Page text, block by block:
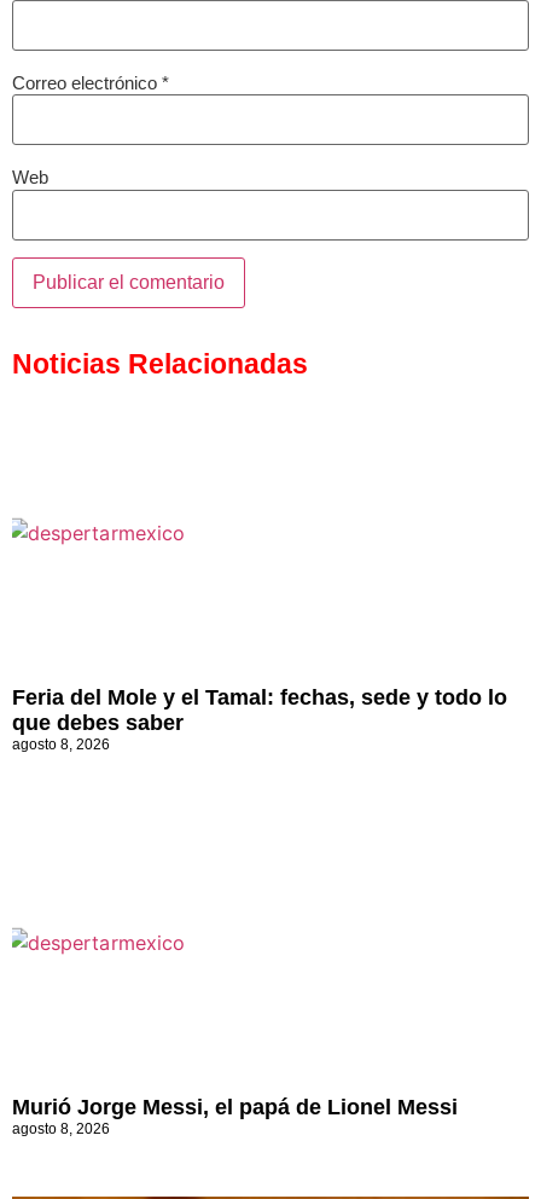
Correo electrónico *
Web
Noticias Relacionadas
Feria del Mole y el Tamal: fechas, sede y todo lo
que debes saber
agosto 8, 2026
Murió Jorge Messi, el papá de Lionel Messi
agosto 8, 2026